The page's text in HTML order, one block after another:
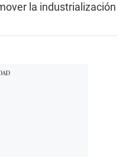
la industrialización